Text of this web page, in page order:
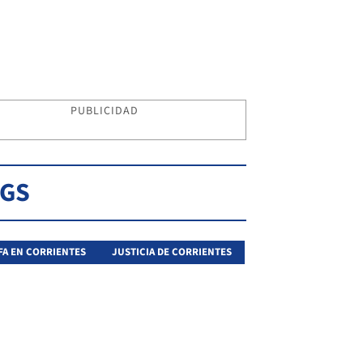
PUBLICIDAD
EN CORRIENTES JUSTICIA DE CORRIENTES